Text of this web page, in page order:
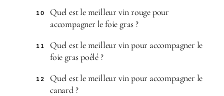
10
Quel est le meilleur vin rouge pour
accompagner le foie gras ?
11
Quel est le meilleur vin pour accompagner le
foie gras poêlé ?
12
Quel est le meilleur vin pour accompagner le
canard ?